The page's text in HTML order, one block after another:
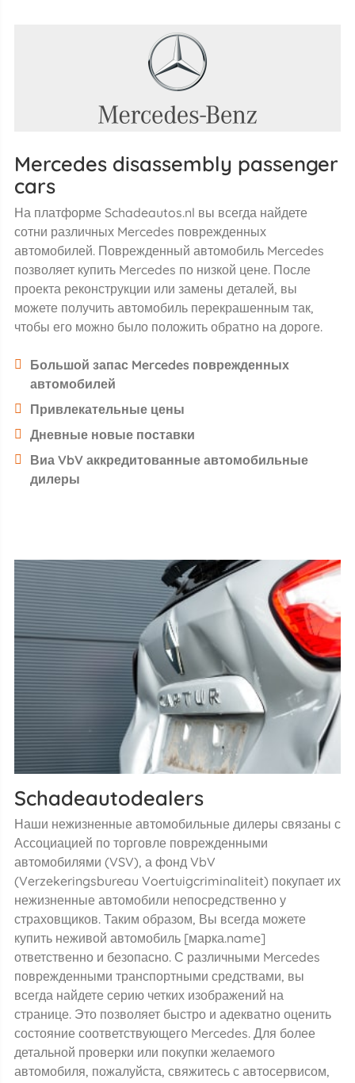
Mercedes disassembly passenger
cars
На платформе Schadeautos.nl вы всегда найдете
сотни различных Mercedes поврежденных
автомобилей. Поврежденный автомобиль Mercedes
позволяет купить Mercedes по низкой цене. После
проекта реконструкции или замены деталей, вы
можете получить автомобиль перекрашенным так,
чтобы его можно было положить обратно на дороге.
Большой запас Mercedes поврежденных
автомобилей
Привлекательные цены
Дневные новые поставки
Виа VbV аккредитованные автомобильные
дилеры
Schadeautodealers
Наши нежизненные автомобильные дилеры связаны с
Ассоциацией по торговле поврежденными
автомобилями (VSV), а фонд VbV
(Verzekeringsbureau Voertuigcriminaliteit) покупает их
нежизненные автомобили непосредственно у
страховщиков. Таким образом, Вы всегда можете
купить неживой автомобиль [марка.name]
ответственно и безопасно. С различными Mercedes
поврежденными транспортными средствами, вы
всегда найдете серию четких изображений на
странице. Это позволяет быстро и адекватно оценить
состояние соответствующего Mercedes. Для более
детальной проверки или покупки желаемого
автомобиля, пожалуйста, свяжитесь с автосервисом,